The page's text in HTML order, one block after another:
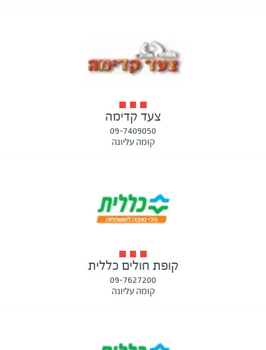
צעד קדימה
09-7409050
קומה עליונה
קופת חולים כללית
09-7627200
קומה עליונה